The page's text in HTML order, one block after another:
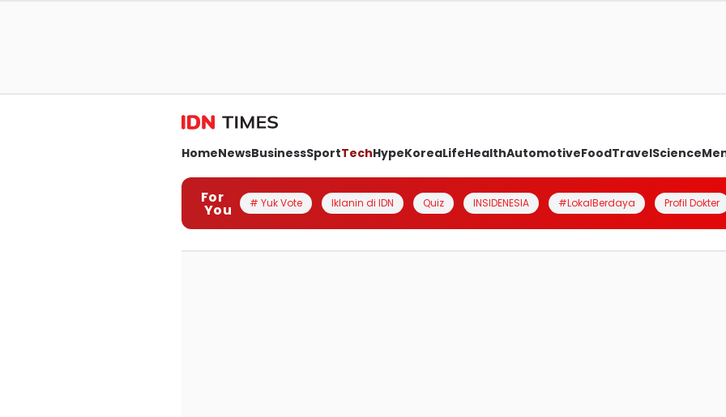
HomeNewsBusinessSportTechHypeKoreaLifeHealthAutomotiveFoodTravelScience
For
You # Yuk Vote Iklanin di IDN Quiz INSIDENESIA #LokalBerdaya Profil Dokter